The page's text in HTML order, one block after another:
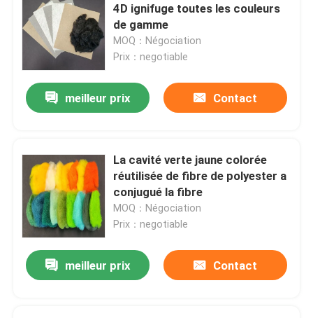
4D ignifuge toutes les couleurs
de gamme
MOQ：Négociation
Prix：negotiable
meilleur prix Contact
La cavité verte jaune colorée
réutilisée de fibre de polyester a
conjugué la fibre
MOQ：Négociation
Prix：negotiable
meilleur prix Contact